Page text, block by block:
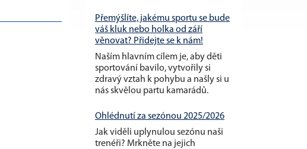
Přemýšlíte, jakému sportu se bude
váš kluk nebo holka od září
věnovat? Přidejte se k nám!
Naším hlavním cílem je, aby děti
sportování bavilo, vytvořily si
zdravý vztah k pohybu a našly si u
nás skvělou partu kamarádů.
Ohlédnutí za sezónou 2025/2026
Jak viděli uplynulou sezónu naši
trenéři? Mrkněte na jejich